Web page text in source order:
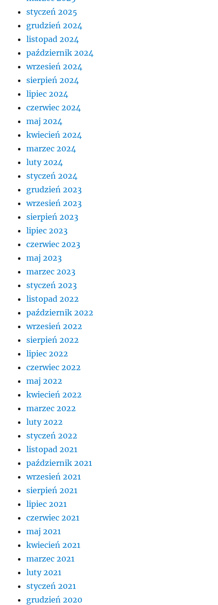
styczeń 2025
grudzień 2024
listopad 2024
październik 2024
wrzesień 2024
sierpień 2024
lipiec 2024
czerwiec 2024
maj 2024
kwiecień 2024
marzec 2024
luty 2024
styczeń 2024
grudzień 2023
wrzesień 2023
sierpień 2023
lipiec 2023
czerwiec 2023
maj 2023
marzec 2023
styczeń 2023
listopad 2022
październik 2022
wrzesień 2022
sierpień 2022
lipiec 2022
czerwiec 2022
maj 2022
kwiecień 2022
marzec 2022
luty 2022
styczeń 2022
listopad 2021
październik 2021
wrzesień 2021
sierpień 2021
lipiec 2021
czerwiec 2021
maj 2021
kwiecień 2021
marzec 2021
luty 2021
styczeń 2021
grudzień 2020